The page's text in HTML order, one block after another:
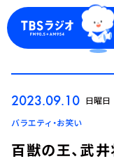
ログイン
2023.09.10 日曜日
バラエティ・お笑い
百獣の王、武